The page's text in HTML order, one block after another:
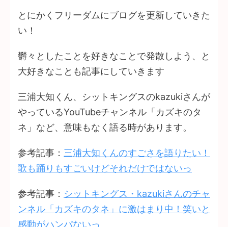
とにかくフリーダムにブログを更新していきた
い！
欝々としたことを好きなことで発散しよう、と
大好きなことも記事にしていきます
三浦大知くん、シットキングスのkazukiさんが
やっているYouTubeチャンネル「カズキのタ
ネ」など、意味もなく語る時があります。
参考記事： 三浦大知くんのすごさを語りたい！
歌も踊りもすごいけどそれだけではないっ
参考記事： シットキングス・kazukiさんのチャ
ンネル「カズキのタネ」に激はまり中！笑いと
感動がハンパないっ